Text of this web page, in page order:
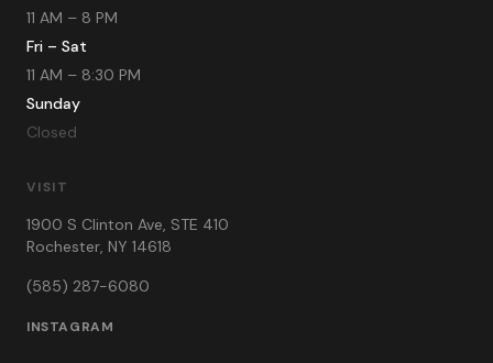
11 AM – 8 PM
Fri – Sat
11 AM – 8:30 PM
Sunday
Closed
VISIT
1900 S Clinton Ave, STE 410
Rochester, NY 14618
(585) 287-6080
INSTAGRAM